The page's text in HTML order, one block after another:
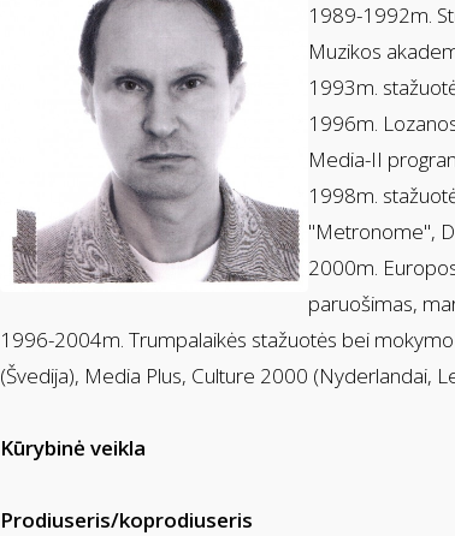
1989-1992m.
Muzikos
1993m.
1996m.
Media-II
1998m.
"Metronome",
2000m.
paruošimas,
1996-2004m. Trumpalaikės stažuotės bei
(Švedija), Media Plus, Culture 2000 (Nyderlandai,
Kūrybinė veikla
Prodiuseris/koprodiuseris